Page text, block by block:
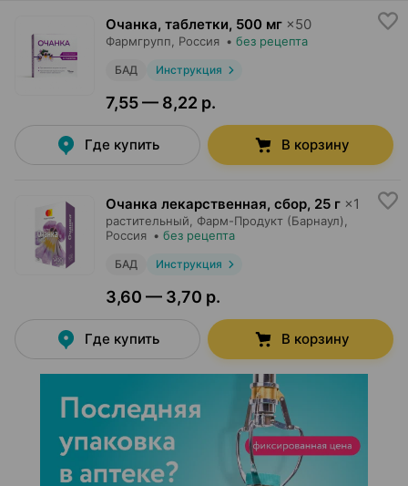
Очанка, таблетки, 500 мг ×50
Фармгрупп , Россия • без рецепта
БАД Инструкция
7,55 — 8,22 р.
Где купить В корзину
Очанка лекарственная, сбор, 25 г ×1
растительный, Фарм-Продукт (Барнаул)
Россия • без рецепта
БАД Инструкция
3,60 — 3,70 р.
Где купить В корзину